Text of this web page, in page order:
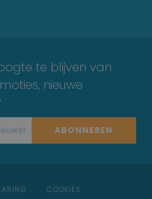
te blijven van
nieuwe
ABONNEREN
COOKIES